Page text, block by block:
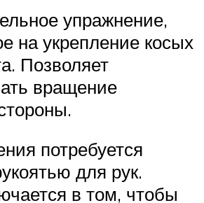
упражнение,
на укрепление косых
Позволяет
вращение
потребуется
для рук.
в том, чтобы